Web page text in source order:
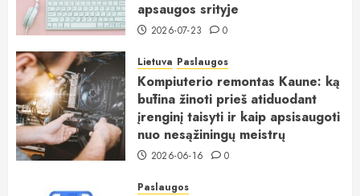
apsaugos srityje
2026-07-23 0
Lietuva Paslaugos
Kompiuterio remontas Kaune: ką
būtina žinoti prieš atiduodant
įrenginį taisyti ir kaip apsisaugoti
nuo nesąžiningų meistrų
2026-06-16 0
Paslaugos